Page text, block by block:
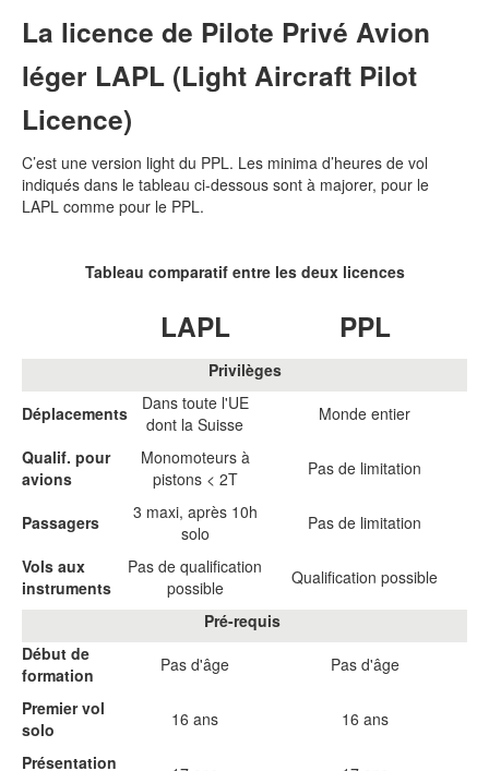
La licence de Pilote Privé Avion
léger LAPL (Light Aircraft Pilot
Licence)
C’est une version light du PPL. Les minima d’heures de vol
indiqués dans le tableau ci-dessous sont à majorer, pour le
LAPL comme pour le PPL.
Tableau comparatif entre les deux licences
LAPL PPL
Privilèges
Déplacements
Dans toute l'UE
dont la Suisse
Monde entier
Qualif. pour
avions
Monomoteurs à
pistons < 2T
Pas de limitation
Passagers
3 maxi, après 10h
solo
Pas de limitation
Vols aux
instruments
Pas de qualification
possible
Qualification possible
Pré-requis
Début de
formation
Pas d'âge
Pas d'âge
Premier vol
solo
16 ans
16 ans
Présentation